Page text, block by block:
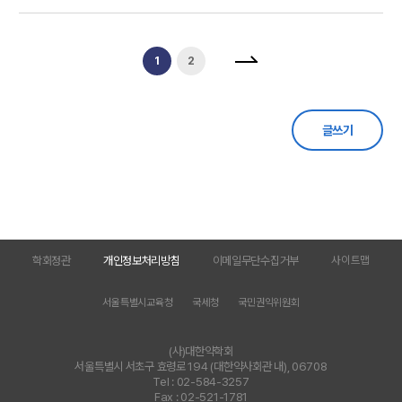
1 2
글쓰기
학회정관 개인정보처리방침 이메일무단수집거부 사이트맵
서울특별시교육청 국세청 국민권익위원회
(사)대한약학회
서울특별시 서초구 효령로 194 (대한약사회관 내), 06708
Tel : 02-584-3257
Fax : 02-521-1781